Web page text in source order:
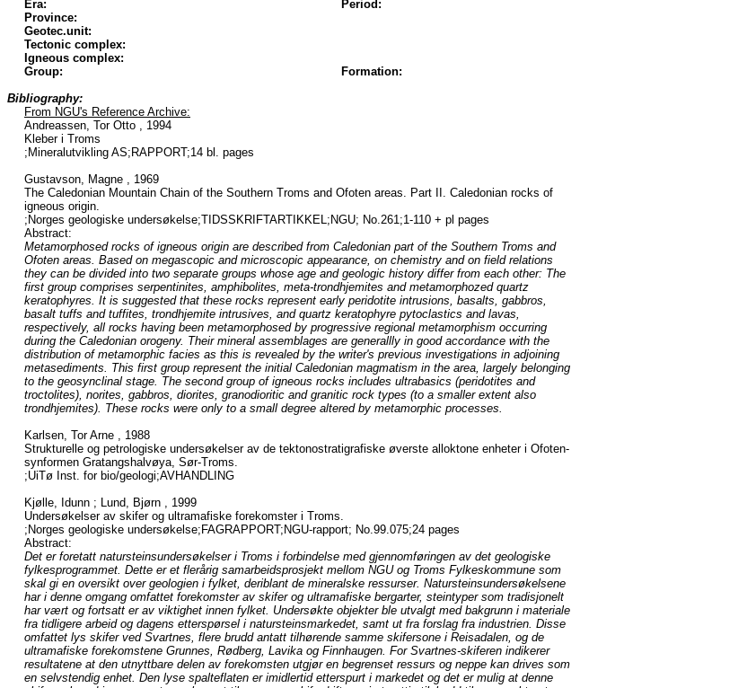
Era:
Period:
Province:
Geotec.unit:
Tectonic complex:
Igneous complex:
Group:
Formation:
Bibliography:
From NGU's Reference Archive:
Andreassen, Tor Otto , 1994
Kleber i Troms
;Mineralutvikling AS;RAPPORT;14 bl. pages
Gustavson, Magne , 1969
The Caledonian Mountain Chain of the Southern Troms and Ofoten areas. Part II. Caledonian rocks of
igneous origin.
;Norges geologiske undersøkelse;TIDSSKRIFTARTIKKEL;NGU; No.261;1-110 + pl pages
Abstract:
Metamorphosed rocks of igneous origin are described from Caledonian part of the Southern Troms and
Ofoten areas. Based on megascopic and microscopic appearance, on chemistry and on field relations
they can be divided into two separate groups whose age and geologic history differ from each other: The
first group comprises serpentinites, amphibolites, meta-trondhjemites and metamorphozed quartz
keratophyres. It is suggested that these rocks represent early peridotite intrusions, basalts, gabbros,
basalt tuffs and tuffites, trondhjemite intrusives, and quartz keratophyre pytoclastics and lavas,
respectively, all rocks having been metamorphosed by progressive regional metamorphism occurring
during the Caledonian orogeny. Their mineral assemblages are generallly in good accordance with the
distribution of metamorphic facies as this is revealed by the writer's previous investigations in adjoining
metasediments. This first group represent the initial Caledonian magmatism in the area, largely belonging
to the geosynclinal stage. The second group of igneous rocks includes ultrabasics (peridotites and
troctolites), norites, gabbros, diorites, granodioritic and granitic rock types (to a smaller extent also
trondhjemites). These rocks were only to a small degree altered by metamorphic processes.
Karlsen, Tor Arne , 1988
Strukturelle og petrologiske undersøkelser av de tektonostratigrafiske øverste alloktone enheter i Ofoten-
synformen Gratangshalvøya, Sør-Troms.
;UiTø Inst. for bio/geologi;AVHANDLING
Kjølle, Idunn ; Lund, Bjørn , 1999
Undersøkelser av skifer og ultramafiske forekomster i Troms.
;Norges geologiske undersøkelse;FAGRAPPORT;NGU-rapport; No.99.075;24 pages
Abstract:
Det er foretatt natursteinsundersøkelser i Troms i forbindelse med gjennomføringen av det geologiske
fylkesprogrammet. Dette er et flerårig samarbeidsprosjekt mellom NGU og Troms Fylkeskommune som
skal gi en oversikt over geologien i fylket, deriblant de mineralske ressurser. Natursteinsundersøkelsene
har i denne omgang omfattet forekomster av skifer og ultramafiske bergarter, steintyper som tradisjonelt
har vært og fortsatt er av viktighet innen fylket. Undersøkte objekter ble utvalgt med bakgrunn i materiale
fra tidligere arbeid og dagens etterspørsel i natursteinsmarkedet, samt ut fra forslag fra industrien. Disse
omfattet lys skifer ved Svartnes, flere brudd antatt tilhørende samme skifersone i Reisadalen, og de
ultramafiske forekomstene Grunnes, Rødberg, Lavika og Finnhaugen. For Svartnes-skiferen indikerer
resultatene at den utnyttbare delen av forekomsten utgjør en begrenset ressurs og neppe kan drives som
en selvstendig enhet. Den lyse spalteflaten er imidlertid etterspurt i markedet og det er mulig at denne